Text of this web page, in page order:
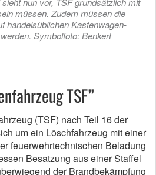
müssen. Zudem müssen die
handelsüblichen Kastenwagen-
Symbolfoto: Benkert
TSF”
(TSF) nach Teil 16 der
um ein Löschfahrzeug mit einer
feuerwehrtechnischen Beladung
Besatzung aus einer Staffel
der Brandbekämpfung